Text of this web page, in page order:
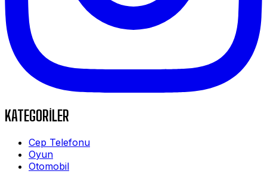
KATEGORİLER
Cep Telefonu
Oyun
Otomobil